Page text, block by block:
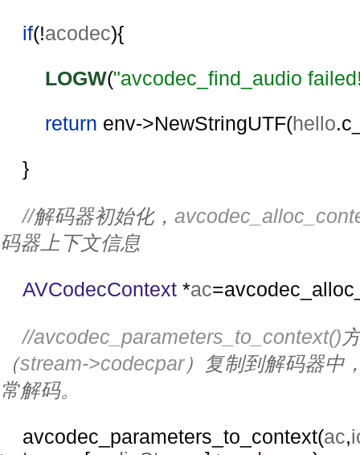
if(!acodec){
LOGW("avcodec_find_audio
return env->NewStringUTF(hello
}
//解码器初始化，
码器上下文信息
AVCodecContext *ac
//avcodec_parameters_to_context()
（stream->codecpar）复制到解码器中
常解码。
avcodec_parameters_to_context(ac,